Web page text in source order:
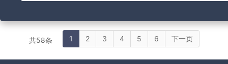
共58条 1 2 3 4 5 6 下一页